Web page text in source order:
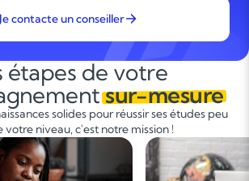
Je contacte un conseiller
étapes de votre
sur-mesure
solides pour réussir ses études peu
votre niveau, c'est notre mission !